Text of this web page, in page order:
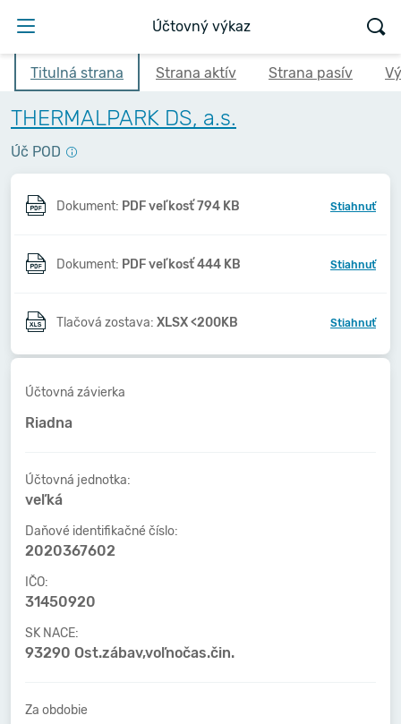
Účtovný výkaz
Titulná strana Strana aktív Strana pasív
THERMALPARK DS, a.s.
Úč POD
Dokument: PDF veľkosť 794 KB Stiahnuť
Dokument: PDF veľkosť 444 KB Stiahnuť
Tlačová zostava: XLSX <200KB Stiahnuť
Účtovná závierka
Riadna
Účtovná jednotka:
veľká
Daňové identifikačné číslo:
2020367602
IČO:
31450920
SK NACE:
93290 Ost.zábav,voľnočas.čin.
Za obdobie